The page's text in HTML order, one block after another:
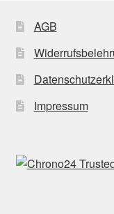
AGB
Impressum